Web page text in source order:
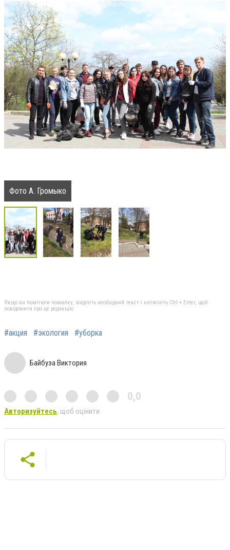
Фото А. Громыко
Якщо ви помітили помилку, виділіть необхідний текст і натисніть Ctrl + Enter, щоб
повідомити про це редакцію
#акция #экология #уборка
Байбуза Виктория
0,0
Авторизуйтесь, щоб оцінити